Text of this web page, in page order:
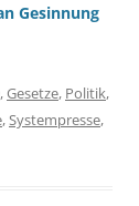
Gesinnung
,Gesetze, Politik,
,Systempresse,